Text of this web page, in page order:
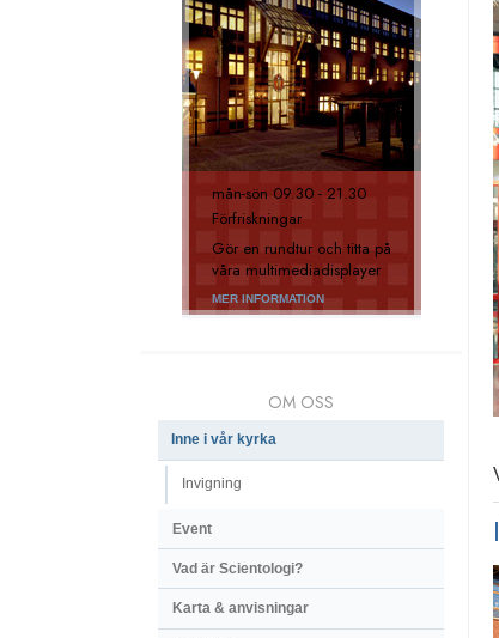
mån-sön 09.30 - 21.30
Förfriskningar
Gör en rundtur och titta på
våra multimediadisplayer
MER INFORMATION
OM OSS
Inne i vår kyrka
Invigning
Event
Vad är Scientologi?
Karta & anvisningar